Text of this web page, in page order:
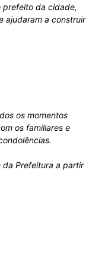
prefeito da cidade,
ajudaram a construir
os momentos
os familiares e
da Prefeitura a partir